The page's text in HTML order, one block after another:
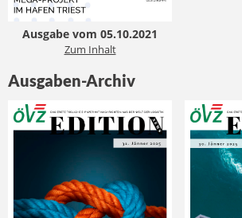
Ausgabe vom 05.10.2021
Zum Inhalt
Ausgaben-Archiv